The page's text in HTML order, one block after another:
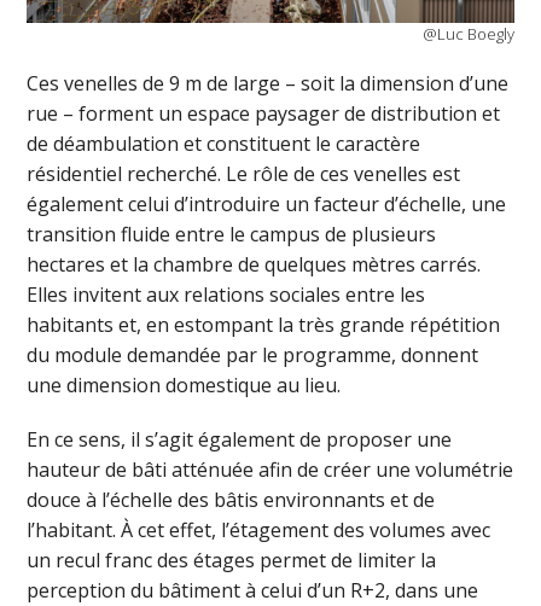
@Luc Boegly
Ces venelles de 9 m de large – soit la dimension d’une
rue – forment un espace paysager de distribution et
de déambulation et constituent le caractère
résidentiel recherché. Le rôle de ces venelles est
également celui d’introduire un facteur d’échelle, une
transition fluide entre le campus de plusieurs
hectares et la chambre de quelques mètres carrés.
Elles invitent aux relations sociales entre les
habitants et, en estompant la très grande répétition
du module demandée par le programme, donnent
une dimension domestique au lieu.
En ce sens, il s’agit également de proposer une
hauteur de bâti atténuée afin de créer une volumétrie
douce à l’échelle des bâtis environnants et de
l’habitant. À cet effet, l’étagement des volumes avec
un recul franc des étages permet de limiter la
perception du bâtiment à celui d’un R+2, dans une